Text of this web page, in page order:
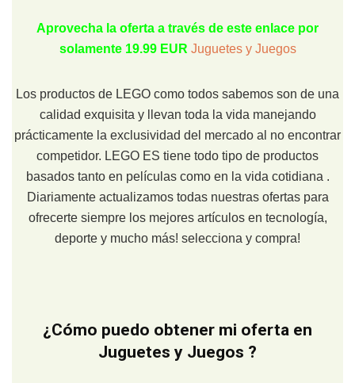
Aprovecha la oferta a través de este enlace por
solamente 19.99 EUR Juguetes y Juegos
Los productos de LEGO como todos sabemos son de una
calidad exquisita y llevan toda la vida manejando
prácticamente la exclusividad del mercado al no encontrar
competidor. LEGO ES tiene todo tipo de productos
basados tanto en películas como en la vida cotidiana .
Diariamente actualizamos todas nuestras ofertas para
ofrecerte siempre los mejores artículos en tecnología,
deporte y mucho más! selecciona y compra!
¿Cómo puedo obtener mi oferta en
Juguetes y Juegos ?